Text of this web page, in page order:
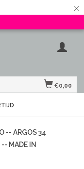
×
€0,00
-- ARGOS 34
MADE IN